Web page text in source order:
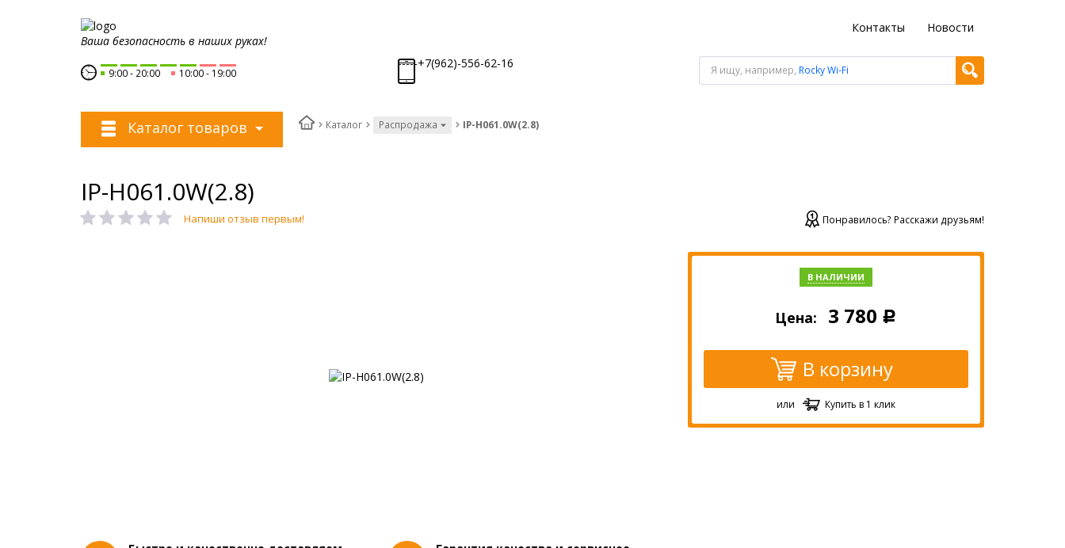
Контакты
Новости
Ваша безопасность в наших руках!
9:00 20:00 10:00 19:00
-----+7(962)-556-62-16 Я ищу, например, Rocky Wi-Fi
Каталог товаров Каталог Распродажа IP-H061.0W(2.8)
IP-H061.0W(2.8)
Напиши отзыв первым! Понравилось? Расскажи друзьям!
В НАЛИЧИИ
Цена: 3 780 Р
В корзину
или Купить в 1 клик